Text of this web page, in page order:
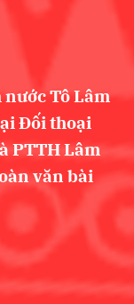
nước Tô Lâm
Đối thoại
PTTH Lâm
văn bài